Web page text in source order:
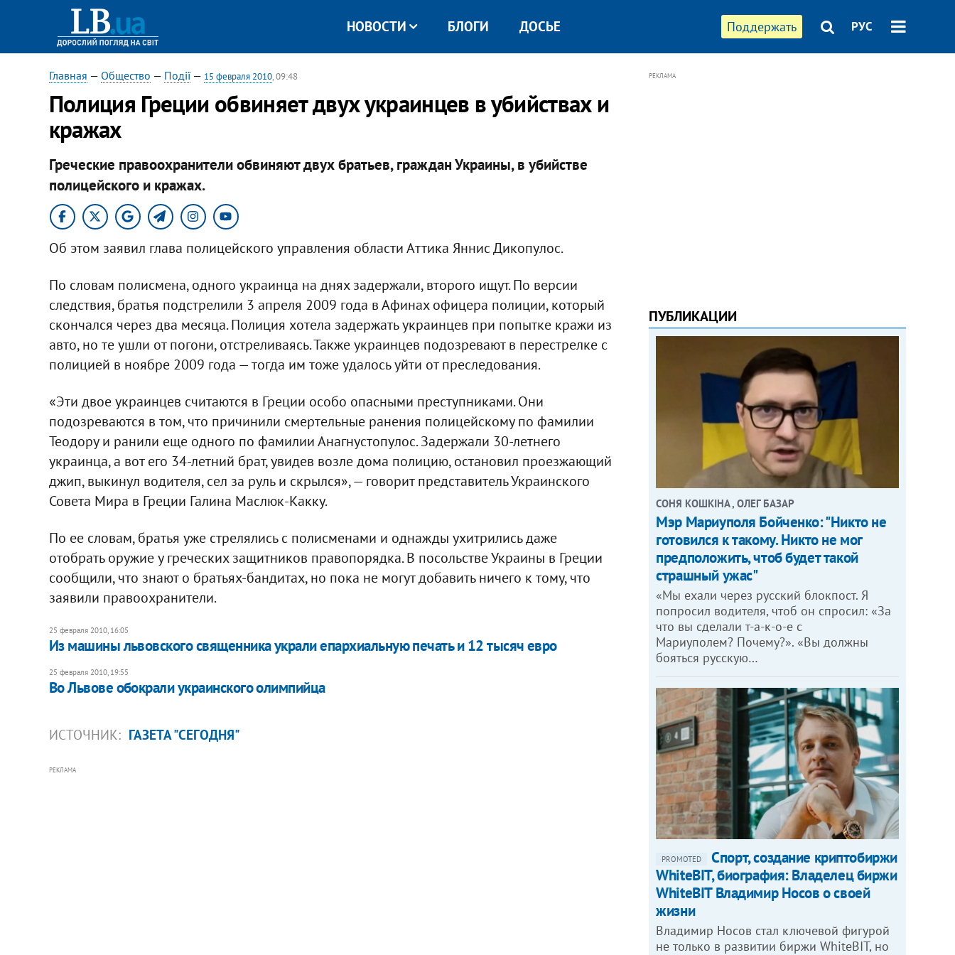
Поддержать РУС
НОВОСТИ БЛОГИ ДОСЬЕ
Главная — Общество — Події— 15 февраля 2010, 09:48
Полиция Греции обвиняет двух украинцев в убийствах и
кражах
Греческие правоохранители обвиняют двух братьев, граждан Украины, в убийстве
полицейского и кражах.
Об этом заявил глава полицейского управления области Аттика Яннис Дикопулос.
По словам полисмена, одного украинца на днях задержали, второго ищут. По версии
следствия, братья подстрелили 3 апреля 2009 года в Афинах офицера полиции, который
скончался через два месяца. Полиция хотела задержать украинцев при попытке кражи из
авто, но те ушли от погони, отстреливаясь. Также украинцев подозревают в перестрелке с
полицией в ноябре 2009 года — тогда им тоже удалось уйти от преследования.
«Эти двое украинцев считаются в Греции особо опасными преступниками. Они
подозреваются в том, что причинили смертельные ранения полицейскому по фамилии
Теодору и ранили еще одного по фамилии Анагнустопулос. Задержали 30-летнего
украинца, а вот его 34-летний брат, увидев возле дома полицию, остановил проезжающий
джип, выкинул водителя, сел за руль и скрылся», — говорит представитель Украинского
Совета Мира в Греции Галина Маслюк-Какку.
По ее словам, братья уже стрелялись с полисменами и однажды ухитрились даже
отобрать оружие у греческих защитников правопорядка. В посольстве Украины в Греции
сообщили, что знают о братьях-бандитах, но пока не могут добавить ничего к тому, что
заявили правоохранители.
25 февраля 2010, 16:05
Из машины львовского священника украли епархиальную печать и 12 тысяч евро
25 февраля 2010, 19:55
Во Львове обокрали украинского олимпийца
ИСТОЧНИК: ГАЗЕТА "СЕГОДНЯ"
РЕКЛАМА
РЕКЛАМА
ПУБЛИКАЦИИ
СОНЯ КОШКІНА , ОЛЕГ БАЗАР
Мэр Мариуполя Бойченко: "Никто не
готовился к такому. Никто не мог
предположить, чтоб будет такой
страшный ужас"
«Мы ехали через русский блокпост. Я
попросил водителя, чтоб он спросил: «За
что вы сделали т-а-к-о-е с
Мариуполем? Почему?». «Вы должны
бояться русскую…
PROMOTED
Спорт, создание криптобиржи
WhiteBIT, биография: Владелец биржи
WhiteBIT Владимир Носов о своей
жизни
Владимир Носов стал ключевой фигурой
не только в развитии биржи WhiteBIT, но